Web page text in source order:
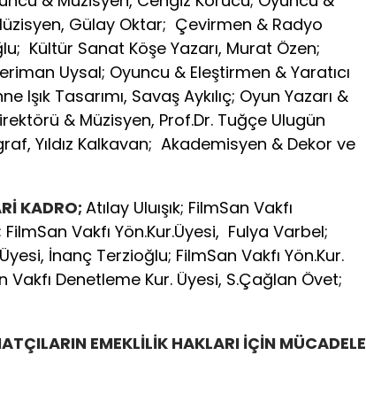
Gülay Oktar; Çevirmen & Radyo
Kültür Sanat Köşe Yazarı, Murat Özen;
Uysal; Oyuncu & Eleştirmen & Yaratıcı
Işık Tasarımı, Savaş Aykılıç; Oyun Yazarı &
& Müzisyen, Prof.Dr. Tuğçe Ulugün
Yıldız Kalkavan; Akademisyen & Dekor ve
KADRO; Atılay Uluışık; FilmSan Vakfı
Vakfı Yön.Kur.Üyesi, Fulya Varbel;
İnanç Terzioğlu; FilmSan Vakfı Yön.Kur.
Denetleme Kur. Üyesi, S.Çağlan Övet;
EMEKLİLİK HAKLARI İÇİN MÜCADELE